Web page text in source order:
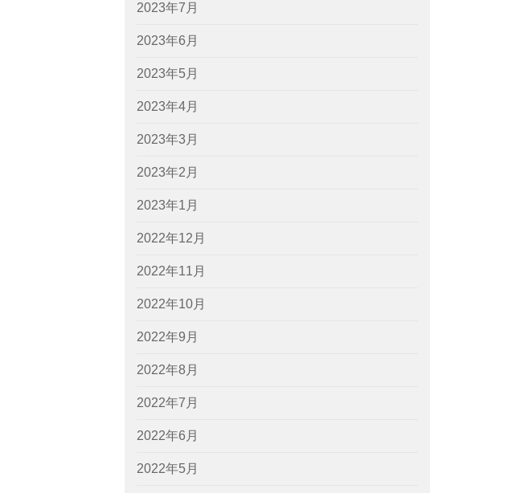
2023年7月
2023年6月
2023年5月
2023年4月
2023年3月
2023年2月
2023年1月
2022年12月
2022年11月
2022年10月
2022年9月
2022年8月
2022年7月
2022年6月
2022年5月